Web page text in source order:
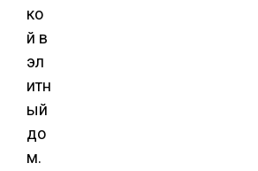
ко
й в
эл
итн
ый
до
м.